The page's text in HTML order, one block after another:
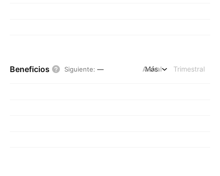
Beneficios Siguiente: — Anual Trimestral
Más